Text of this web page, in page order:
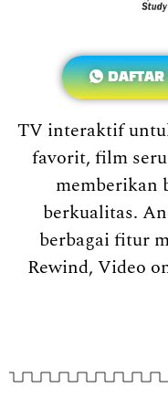
DAFTAR
TV interaktif
favorit, film
memberikan
berkualitas.
berbagai fitur
Rewind, Video